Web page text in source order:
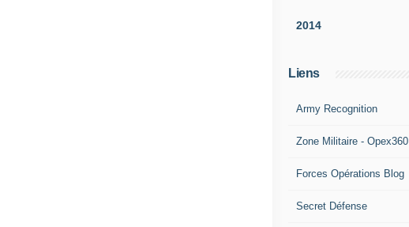
2014
Liens
Army Recognition
Zone Militaire - Opex360
Forces Opérations Blog
Secret Défense